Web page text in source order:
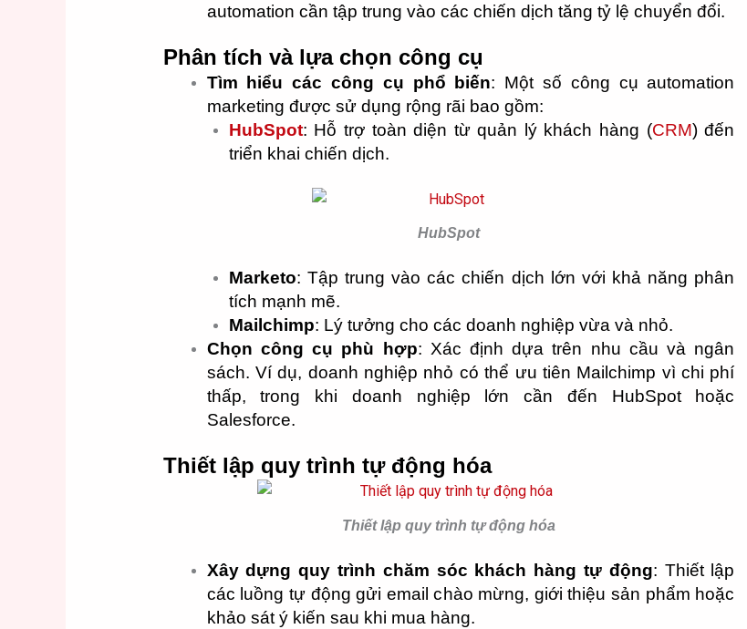
automation cần tập trung vào các chiến dịch tăng tỷ lệ chuyển đổi.
Phân tích và lựa chọn công cụ
Tìm hiểu các công cụ phổ biến: Một số công cụ automation
marketing được sử dụng rộng rãi bao gồm:
HubSpot: Hỗ trợ toàn diện từ quản lý khách hàng (CRM) đến
triển khai chiến dịch.
HubSpot
Marketo: Tập trung vào các chiến dịch lớn với khả năng phân
tích mạnh mẽ.
Mailchimp: Lý tưởng cho các doanh nghiệp vừa và nhỏ.
Chọn công cụ phù hợp: Xác định dựa trên nhu cầu và ngân
sách. Ví dụ, doanh nghiệp nhỏ có thể ưu tiên Mailchimp vì chi phí
thấp, trong khi doanh nghiệp lớn cần đến HubSpot hoặc
Salesforce.
Thiết lập quy trình tự động hóa
Thiết lập quy trình tự động hóa
Xây dựng quy trình chăm sóc khách hàng tự động: Thiết lập
các luồng tự động gửi email chào mừng, giới thiệu sản phẩm hoặc
khảo sát ý kiến sau khi mua hàng.